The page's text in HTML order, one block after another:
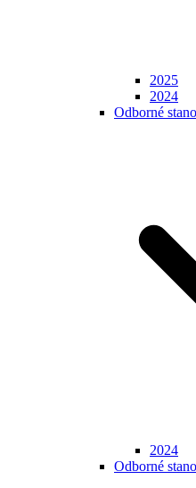
2025
2024
Odborné
2024
Odborné